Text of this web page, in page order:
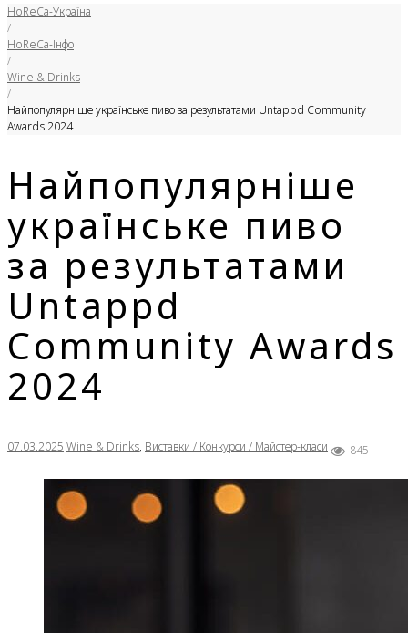
HoReCa-Україна
/
HoReCa-Інфо
/
Wine & Drinks
/
Найпопулярніше українське пиво за результатами Untappd Community
Awards 2024
Найпопулярніше
українське пиво
за результатами
Untappd
Community Awards
2024
07.03.2025 Wine & Drinks, Виставки / Конкурси / Майстер-класи 845